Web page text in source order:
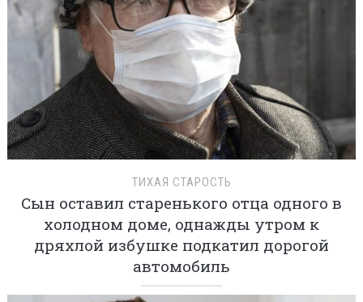
ТИХАЯ СТАРОСТЬ
Сын оставил старенького отца одного в
холодном доме, однажды утром к
дряхлой избушке подкатил дорогой
автомобиль